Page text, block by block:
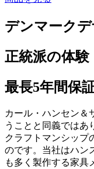
デンマーク
正統派の体験
最長5年間保
カール・ハンセン＆
うことと同義ではあ
クラフトマンシップ
のです。当社はハン
も多く製作する家具